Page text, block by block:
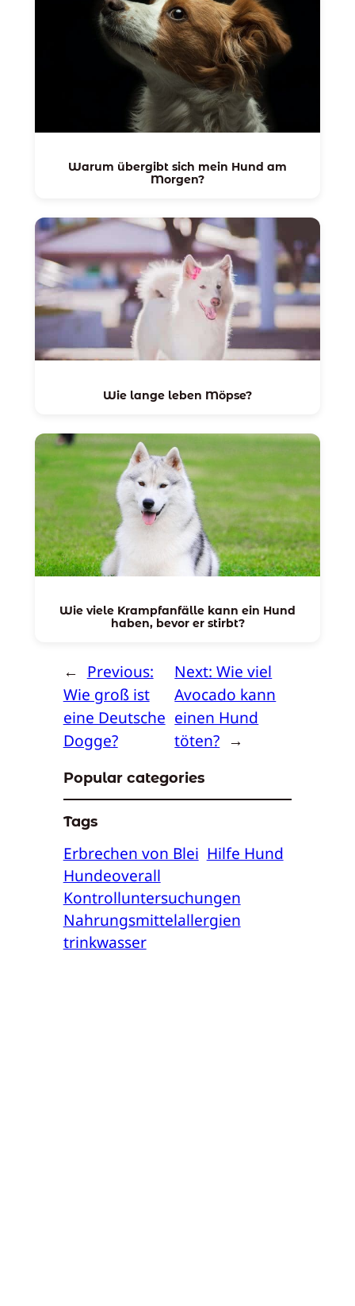
Warum übergibt sich mein Hund am
Morgen?
Wie lange leben Möpse?
Wie viele Krampfanfälle kann ein Hund
haben, bevor er stirbt?
← Previous:
Wie groß ist
eine Deutsche
Dogge?
Next:Wie viel
Avocado kann
einen Hund
töten? →
Popular categories
Tags
Erbrechen von Blei Hilfe Hund
Hundeoverall
Kontrolluntersuchungen
Nahrungsmittelallergien
trinkwasser